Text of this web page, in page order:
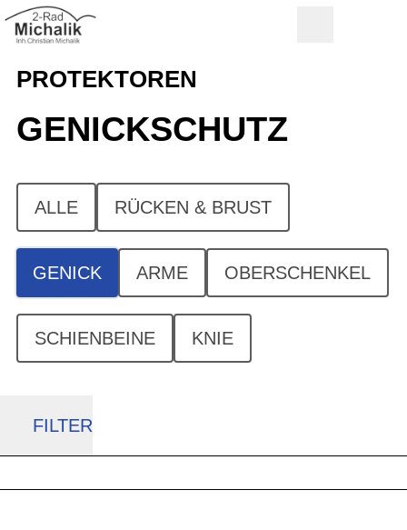
PROTEKTOREN
GENICKSCHUTZ
ALLE RÜCKEN & BRUST
GENICK ARME OBERSCHENKEL
SCHIENBEINE KNIE
FILTER